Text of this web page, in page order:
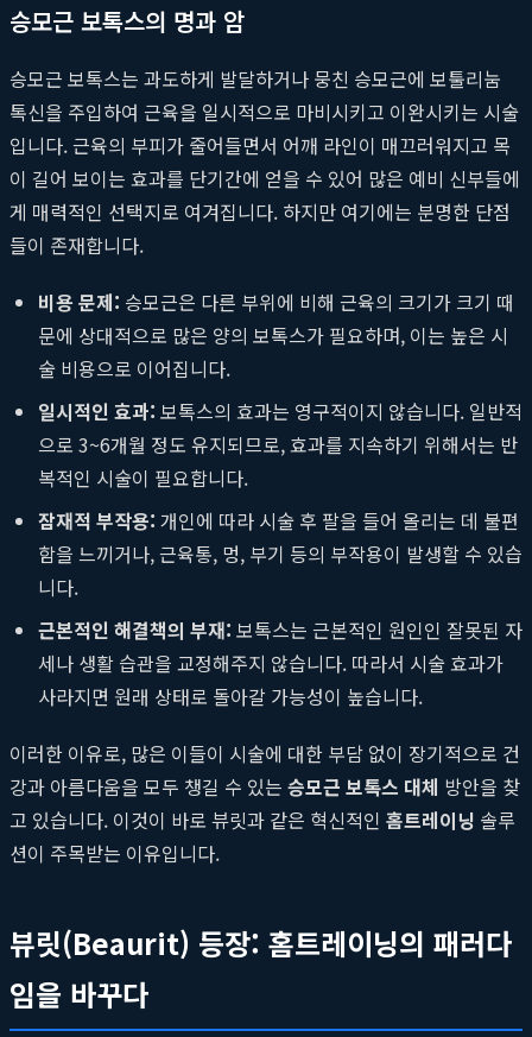
승모근 보톡스의 명과 암
승모근 보톡스는 과도하게 발달하거나 뭉친 승모근에 보툴리눔
톡신을 주입하여 근육을 일시적으로 마비시키고 이완시키는 시술
입니다. 근육의 부피가 줄어들면서 어깨 라인이 매끄러워지고 목
이 길어 보이는 효과를 단기간에 얻을 수 있어 많은 예비 신부들에
게 매력적인 선택지로 여겨집니다. 하지만 여기에는 분명한 단점
들이 존재합니다.
비용 문제: 승모근은 다른 부위에 비해 근육의 크기가 크기 때
문에 상대적으로 많은 양의 보톡스가 필요하며, 이는 높은 시
술 비용으로 이어집니다.
일시적인 효과: 보톡스의 효과는 영구적이지 않습니다. 일반적
으로 3~6개월 정도 유지되므로, 효과를 지속하기 위해서는 반
복적인 시술이 필요합니다.
잠재적 부작용: 개인에 따라 시술 후 팔을 들어 올리는 데 불편
함을 느끼거나, 근육통, 멍, 부기 등의 부작용이 발생할 수 있습
니다.
근본적인 해결책의 부재: 보톡스는 근본적인 원인인 잘못된 자
세나 생활 습관을 교정해주지 않습니다. 따라서 시술 효과가
사라지면 원래 상태로 돌아갈 가능성이 높습니다.
이러한 이유로, 많은 이들이 시술에 대한 부담 없이 장기적으로 건
강과 아름다움을 모두 챙길 수 있는 승모근 보톡스 대체 방안을 찾
고 있습니다. 이것이 바로 뷰릿과 같은 혁신적인 홈트레이닝 솔루
션이 주목받는 이유입니다.
뷰릿(Beaurit) 등장: 홈트레이닝의 패러다
임을 바꾸다